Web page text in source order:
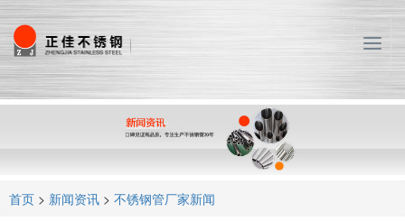
T
o
g
n
首页 > 新闻资讯 > 不锈钢管厂家新闻